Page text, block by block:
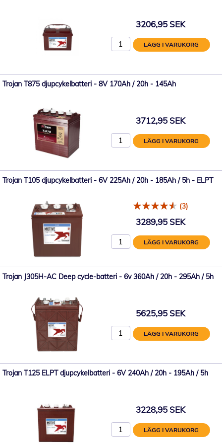
3206,95 SEK
LÄGG I VARUKORG
Trojan T875 djupcykelbatteri - 8V 170Ah / 20h - 145Ah
3712,95 SEK
LÄGG I VARUKORG
Trojan T105 djupcykelbatteri - 6V 225Ah / 20h - 185Ah / 5h - ELPT
(3)
3289,95 SEK
LÄGG I VARUKORG
Trojan J305H-AC Deep cycle-batteri - 6v 360Ah / 20h - 295Ah / 5h
5625,95 SEK
LÄGG I VARUKORG
Trojan T125 ELPT djupcykelbatteri - 6V 240Ah / 20h - 195Ah / 5h
3228,95 SEK
LÄGG I VARUKORG